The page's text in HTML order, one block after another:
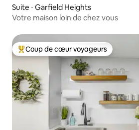
Suite ⋅ Garfield Heights
Votre maison loin de chez vous
Coups de cœur voyageurs les plus
Coup de cœur voyageurs